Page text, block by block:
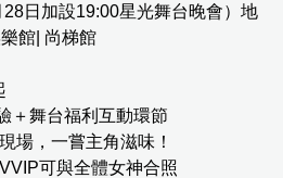
日加設19:00星光舞台晚會）地
館| 尚梯館
＋舞台福利互動環節
場，一嘗主角滋味！
可與全體女神合照